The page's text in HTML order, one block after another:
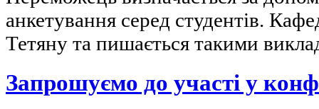
анкетування серед студентів.
Тетяну та пишається такими
Запрошуємо до участі у